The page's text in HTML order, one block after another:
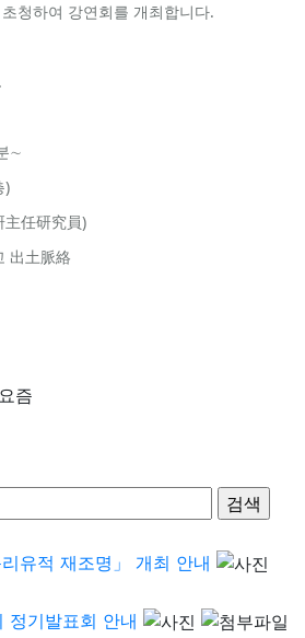
청하여 강연회를 개최합니다.
∼
)
主任研究員)
出土脈絡
유적 재조명」 개최 안내
정기발표회 안내